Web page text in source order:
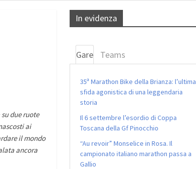
due ruote
ai
il mondo
ancora
In evidenza
Gare Teams
35ª Marathon Bike della Brianza: l’ultima
sfida agonistica di una leggendaria
storia
Il 6 settembre l’esordio di Coppa
Toscana della Gf Pinocchio
“Au revoir” Monselice in Rosa. Il
campionato italiano marathon passa a
Gallio